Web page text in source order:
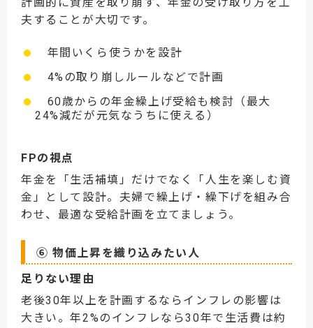
夫することが大切です。
年間いくら使うかを設計
4%の取り崩しルールなどで計画
60歳からの年金繰上げ受給も検討（最大
24%減だが元気なうちに使える）
FPの視点
年金を「生活補填」だけでなく「人生を楽しむ資
金」として設計。夫婦で繰上げ・繰下げを組み合
わせ、最適な受給計画を立てましょう。
⑥ 物価上昇を織り込みたい人
足りない理由
老後30年以上を計画するならインフレの影響は
大きい。年2%のインフレなら30年で生活費は約